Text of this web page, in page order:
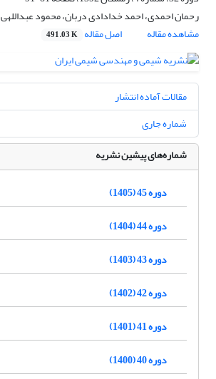
رحمان احمدی، احمد خدادادی دربان، محمود عبداللهی
مشاهده مقاله
اصل مقاله 491.03 K
مقالات آماده انتشار
شماره جاری
شماره‌های پیشین نشریه
دوره 45 (1405)
دوره 44 (1404)
دوره 43 (1403)
دوره 42 (1402)
دوره 41 (1401)
دوره 40 (1400)